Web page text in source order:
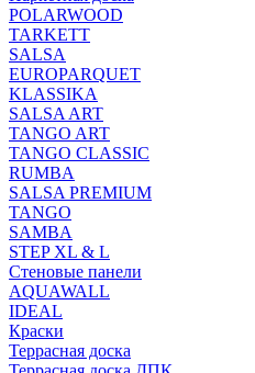
POLARWOOD
TARKETT
SALSA
EUROPARQUET
KLASSIKA
SALSA ART
TANGO ART
TANGO CLASSIC
RUMBA
SALSA PREMIUM
TANGO
SAMBA
STEP XL & L
Стеновые панели
AQUAWALL
IDEAL
Краски
Террасная доска